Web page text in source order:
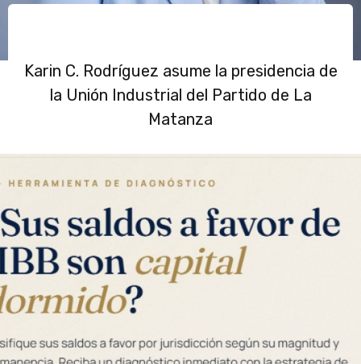
Karin C. Rodríguez asume la presidencia de
la Unión Industrial del Partido de La
Matanza